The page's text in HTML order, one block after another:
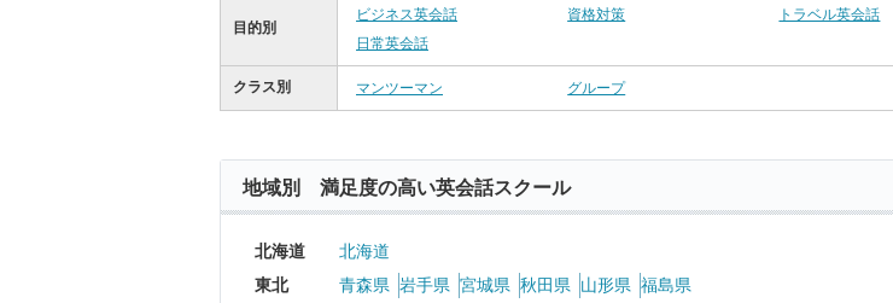
目的別
ビジネス英会話 資格対策
トラベル英会話
日常英会話
クラス別 マンツーマン グループ
地域別 満足度の高い英会話スクール
北海道
北海道
東北
青森県 岩手県 宮城県 秋田県 山形県 福島県